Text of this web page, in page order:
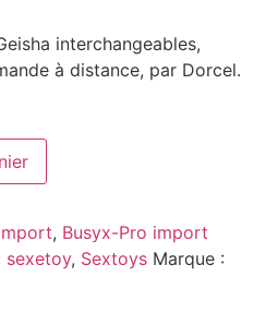
interchangeables,
à distance, par Dorcel.
, Busyx-Pro import
sexetoy, Sextoys Marque :